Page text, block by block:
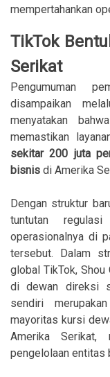
mempertahankan
TikTok
Serikat
Pengumuman
disampaikan
menyatakan
memastikan
sekitar 200 juta
bisnis di Amerika
Dengan struktur
tuntutan
operasionalnya di
tersebut. Dalam
global TikTok, Shou
di dewan direksi
sendiri
mayoritas kursi
Amerika Serikat,
pengelolaan entitas